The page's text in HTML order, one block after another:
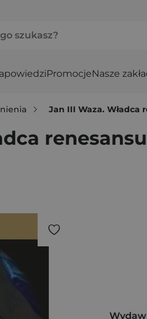
PromocjeNasze
Jan III Waza. Władca